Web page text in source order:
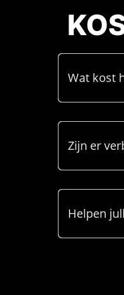
Wat kost
Zijn er
Helpen